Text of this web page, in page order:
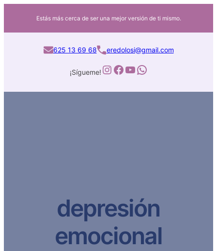
Estás más cerca de ser una mejor versión de ti mismo.
625 13 69 68 eredolosi@gmail.com
¡Sígueme!Instagram Facebook YouTube WhatsApp
depresión
emocional